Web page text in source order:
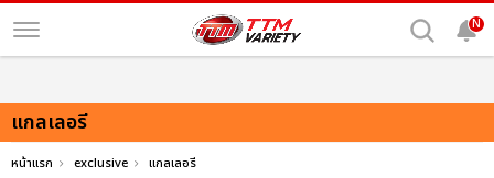
N
แกลเลอรี
หน้าแรก exclusive แกลเลอรี